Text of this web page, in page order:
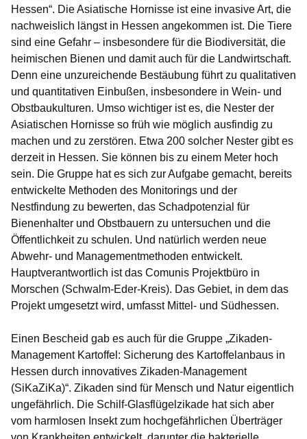
Hessen“. Die Asiatische Hornisse ist eine invasive Art, die
nachweislich längst in Hessen angekommen ist. Die Tiere
sind eine Gefahr – insbesondere für die Biodiversität, die
heimischen Bienen und damit auch für die Landwirtschaft.
Denn eine unzureichende Bestäubung führt zu qualitativen
und quantitativen Einbußen, insbesondere in Wein- und
Obstbaukulturen. Umso wichtiger ist es, die Nester der
Asiatischen Hornisse so früh wie möglich ausfindig zu
machen und zu zerstören. Etwa 200 solcher Nester gibt es
derzeit in Hessen. Sie können bis zu einem Meter hoch
sein. Die Gruppe hat es sich zur Aufgabe gemacht, bereits
entwickelte Methoden des Monitorings und der
Nestfindung zu bewerten, das Schadpotenzial für
Bienenhalter und Obstbauern zu untersuchen und die
Öffentlichkeit zu schulen. Und natürlich werden neue
Abwehr- und Managementmethoden entwickelt.
Hauptverantwortlich ist das Comunis Projektbüro in
Morschen (Schwalm-Eder-Kreis). Das Gebiet, in dem das
Projekt umgesetzt wird, umfasst Mittel- und Südhessen.
Einen Bescheid gab es auch für die Gruppe „Zikaden-
Management Kartoffel: Sicherung des Kartoffelanbaus in
Hessen durch innovatives Zikaden-Management
(SiKaZiKa)“. Zikaden sind für Mensch und Natur eigentlich
ungefährlich. Die Schilf-Glasflügelzikade hat sich aber
vom harmlosen Insekt zum hochgefährlichen Überträger